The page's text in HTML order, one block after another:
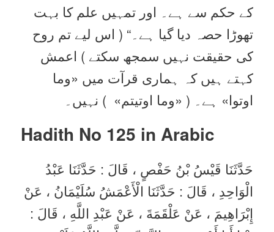
کے حکم سے ہے۔ اور تمہیں علم کا بہت
تھوڑا حصہ دیا گیا ہے۔“ ( اس لیے تم روح
کی حقیقت نہیں سمجھ سکتے ) اعمش
کہتے ہیں کہ ہماری قرآت میں «وما
اوتوا» ہے۔ ( «‏‏‏‏وما اوتيتم» ‏‏‏‏ ) نہیں۔
Hadith No 125 in Arabic
حَدَّثَنَا قَيْسُ بْنُ حَفْصٍ ، قَالَ : حَدَّثَنَا عَبْدُ
الْوَاحِدِ ، قَالَ : حَدَّثَنَا الْأَعْمَشُ سُلَيْمَانُ ، عَنْ
إِبْرَاهِيمَ ، عَنْ عَلْقَمَةَ ، عَنْ عَبْدِ اللَّهِ ، قَالَ :